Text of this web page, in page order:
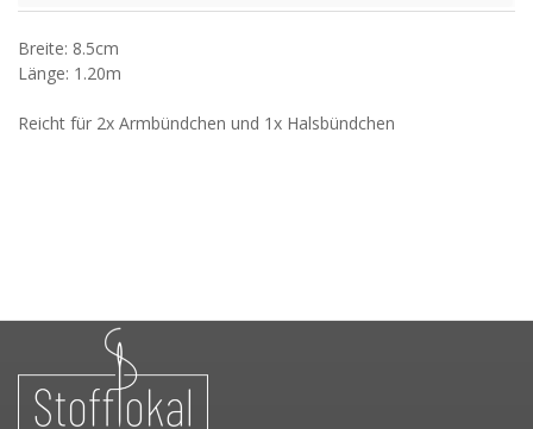
Breite: 8.5cm
Länge: 1.20m
Reicht für 2x Armbündchen und 1x Halsbündchen